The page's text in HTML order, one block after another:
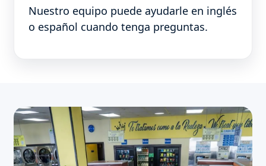
Nuestro equipo puede ayudarle en inglés
o español cuando tenga preguntas.